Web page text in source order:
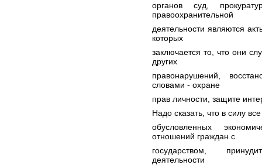
органов суд,
правоохранительной
деятельности являются
которых
заключается то, что они
других
правонарушений,
словами - охране
прав личности, защите
Надо сказать, что в силу
обусловленных
отношений граждан с
государством,
деятельности